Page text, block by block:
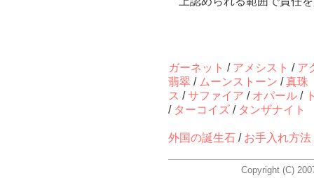
ガーネット / アメシスト / ア
翡翠 / ムーンストーン /真珠
ス /サファイア / オパール /
/ ターコイズ / タンザナイト
外国の誕生石 / お手入れ方法
Copyright (C)